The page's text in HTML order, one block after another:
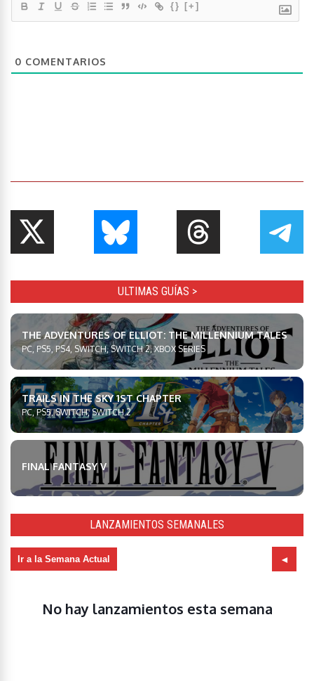
{} [+]
0 COMENTARIOS
ULTIMAS GUÍAS >
THE ADVENTURES OF ELLIOT: THE MILLENNIUM TALES
PC, PS5, PS4, SWITCH, SWITCH 2, XBOX SERIES
TRAILS IN THE SKY 1ST CHAPTER
PC, PS5, SWITCH, SWITCH 2
FINAL FANTASY V
LANZAMIENTOS SEMANALES
Ir a la Semana Actual
No hay lanzamientos esta semana